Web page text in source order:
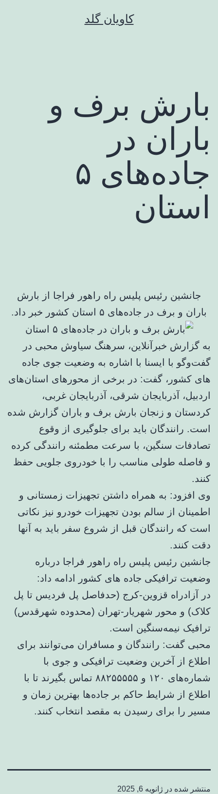
کاویان گلد
بارش برف و
باران در
جاده‌های ۵
استان
جانشین رئیس پلیس راه راهور فراجا از بارش
باران و برف در جاده‌های ۵ استان کشور خبر داد.
به گزارش خبرآنلاین، سرهنگ سیاوش محبی در
گفت‌وگو با ایسنا با اشاره به وضعیت جوی جاده
های کشور، گفت: در برخی از محورهای استان‌های
اردبیل، آذربایجان شرقی، آذربایجان غربی،
کردستان و زنجان بارش برف و باران گزارش شده
است. رانندگان باید برای جلوگیری از وقوع
تصادفات سنگین، با سرعت مطمئنه رانندگی کرده
و فاصله طولی مناسب را با خودروی جلویی حفظ
کنند.
وی افزود: به همراه داشتن تجهیزات زمستانی و
اطمینان از سالم بودن تجهیزات خودرو نیز نکاتی
است که رانندگان قبل از شروع سفر باید به آنها
دقت کنند.
جانشین رئیس پلیس راه راهور فراجا درباره
وضعیت ترافیکی جاده های کشور ادامه داد:
در آزادراه قزوین-کرج (حدفاصل پل فردیس تا پل
کلاک) و محور شهریار-تهران (محدوده شهرقدس)
ترافیک نیمه‌سنگین است.
محبی گفت: رانندگان و مسافران می‌توانند برای
اطلاع از آخرین وضعیت ترافیکی و جوی با
شماره‌های ۱۲۰ و ۸۸۲۵۵۵۵۵ تماس بگیرند تا با
اطلاع از شرایط حاکم بر جاده‌ها بهترین زمان و
مسیر را برای رسیدن به مقصد انتخاب کنند.
منتشر شده در ژانویه 6, 2025